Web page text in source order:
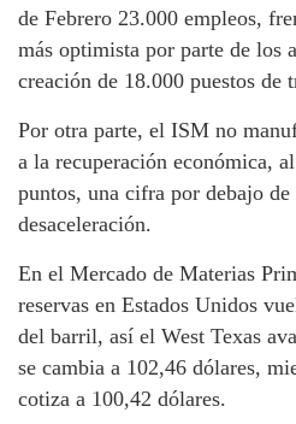
de Febrero 23.000 empleos,
más optimista por parte de los
creación de 18.000 puestos de
Por otra parte, el ISM no
a la recuperación económica,
puntos, una cifra por debajo
desaceleración.
En el Mercado de Materias
reservas en Estados Unidos
del barril, así el West Texas
se cambia a 102,46 dólares,
cotiza a 100,42 dólares.